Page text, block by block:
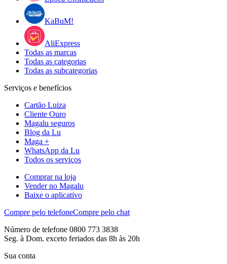
KaBuM!
AliExpress
Todas as marcas
Todas as categorias
Todas as subcategorias
Serviços e benefícios
Cartão Luiza
Cliente Ouro
Magalu seguros
Blog da Lu
Maga +
WhatsApp da Lu
Todos os serviços
Comprar na loja
Vender no Magalu
Baixe o aplicativo
Compre pelo telefoneCompre pelo chat
Número de telefone 0800 773 3838
Seg. à Dom. exceto feriados das 8h às 20h
Sua conta